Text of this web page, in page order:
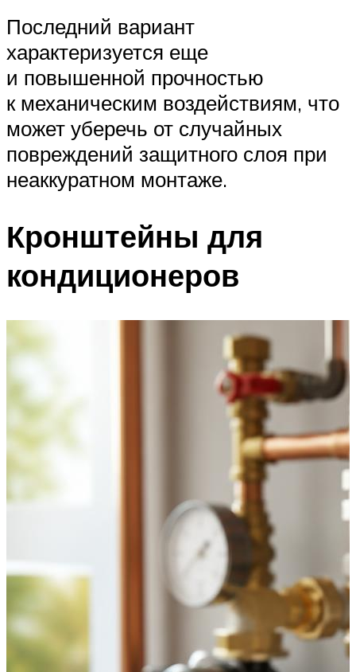
Последний вариант
характеризуется еще
и повышенной прочностью
к механическим воздействиям, что
может уберечь от случайных
повреждений защитного слоя при
неаккуратном монтаже.
Кронштейны для
кондиционеров